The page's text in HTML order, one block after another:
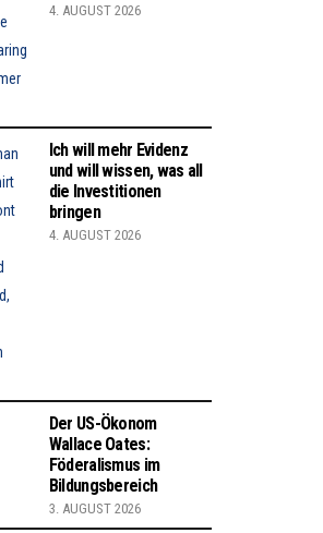
4. AUGUST 2026
Ich will mehr Evidenz
und will wissen, was all
die Investitionen
bringen
4. AUGUST 2026
Der US-Ökonom
Wallace Oates:
Föderalismus im
Bildungsbereich
3. AUGUST 2026